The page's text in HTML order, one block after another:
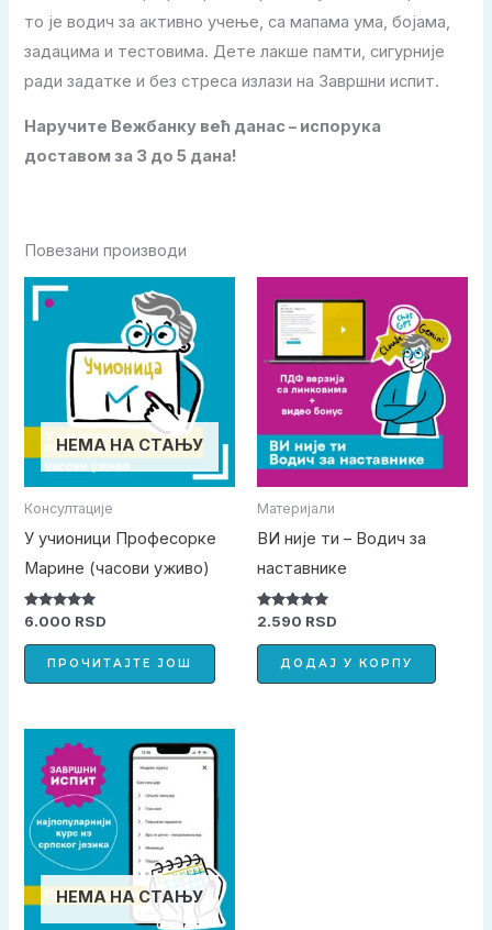
то је водич за активно учење, са мапама ума, бојама,
задацима и тестовима. Дете лакше памти, сигурније
ради задатке и без стреса излази на Завршни испит.
Наручите Вежбанку већ данас – испорука
доставом за 3 до 5 дана!
Повезани производи
НЕМА НА СТАЊУ
Консултације
У учионици Професорке
Марине (часови уживо)
Оцењено са
од 5
6.000 RSD
ПРОЧИТАЈТЕ ЈОШ
Материјали
ВИ није ти – Водич за
наставнике
Оцењено са
од 5
2.590 RSD
ДОДАЈ У КОРПУ
НЕМА НА СТАЊУ